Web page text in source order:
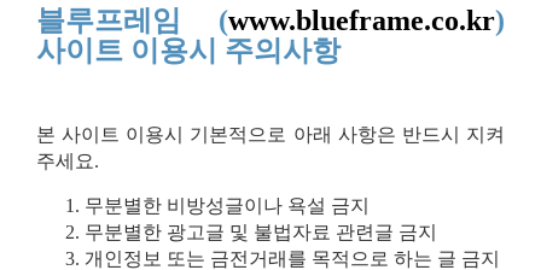
블루프레임 (www.blueframe.co.kr)
사이트 이용시 주의사항
본 사이트 이용시 기본적으로 아래 사항은 반드시 지켜
주세요.
무분별한 비방성글이나 욕설 금지
무분별한 광고글 및 불법자료 관련글 금지
개인정보 또는 금전거래를 목적으로 하는 글 금지